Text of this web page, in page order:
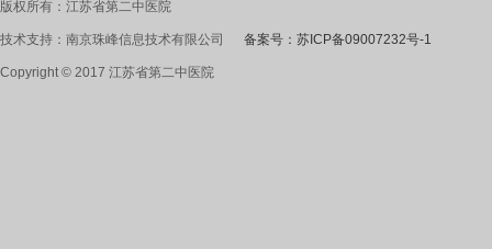
版权所有：江苏省第二中医院
技术支持：南京珠峰信息技术有限公司 备案号：苏ICP备09007232号-1
Copyright © 2017 江苏省第二中医院